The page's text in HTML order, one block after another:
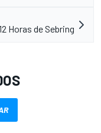
Horas de Sebring